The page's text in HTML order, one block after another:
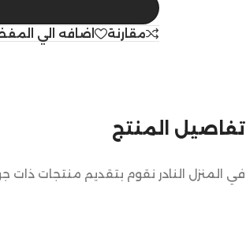
مقارنة اضافه الي
تفاصيل المنتج
في المنزل النادر نقوم بتقديم منتجات ذات